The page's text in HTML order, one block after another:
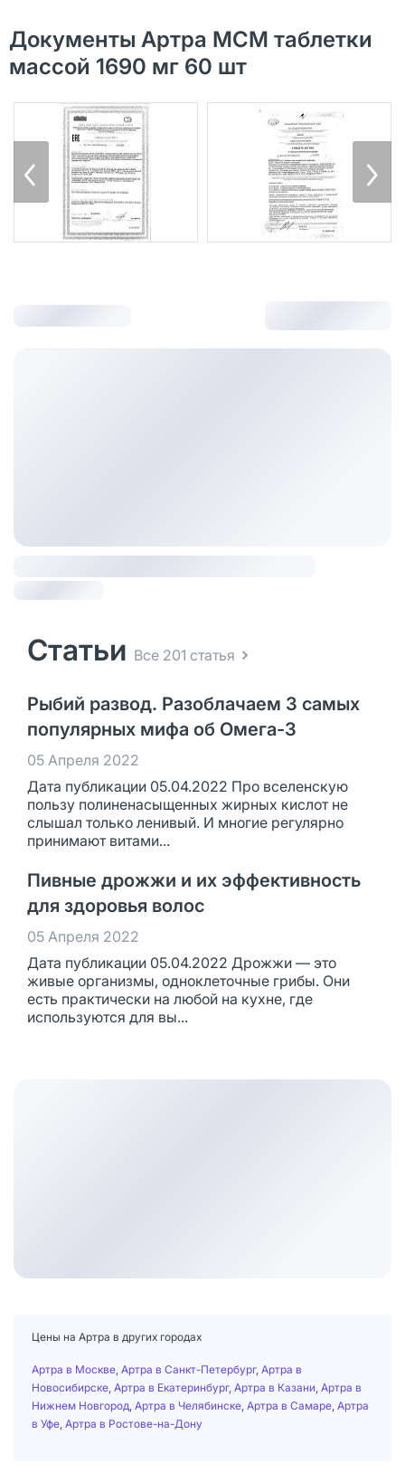
Документы Артра МСМ таблетки
массой 1690 мг 60 шт
Статьи Все 201 статья
Рыбий развод. Разоблачаем 3 самых
популярных мифа об Омега-3
05 Апреля 2022
Дата публикации 05.04.2022 Про вселенскую
пользу полиненасыщенных жирных кислот не
слышал только ленивый. И многие регулярно
принимают витами...
Пивные дрожжи и их эффективность
для здоровья волос
05 Апреля 2022
Дата публикации 05.04.2022 Дрожжи — это
живые организмы, одноклеточные грибы. Они
есть практически на любой на кухне, где
используются для вы...
Цены на Артра в других городах
Артра в Москве Артра в Санкт-Петербург, Артра в
Новосибирске Артра в Екатеринбург, Артра в Казани Артра в
Нижнем Новгород Артра в Челябинске Артра в Самаре Артра
в Уфе Артра в Ростове-на-Дону